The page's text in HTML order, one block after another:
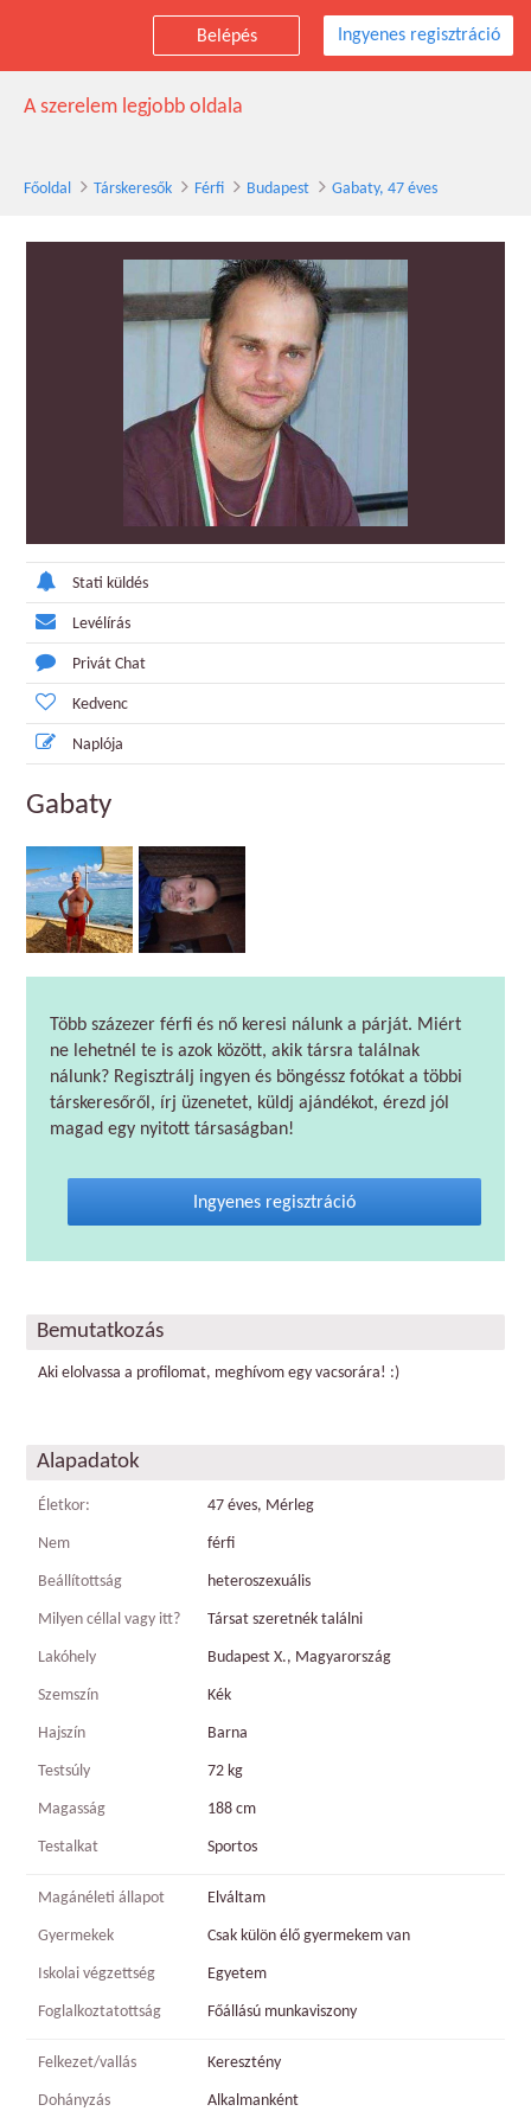
Belépés Ingyenes regisztráció
Gabaty társkereső férfi, 47 éves, Budapest
A szerelem legjobb oldala
Főoldal Társkeresők Férfi Budapest Gabaty, 47 éves
Stati küldés
Levélírás
Privát Chat
Kedvenc
Naplója
Gabaty
Több százezer férfi és nő keresi nálunk a párját. Miért
ne lehetnél te is azok között, akik társra találnak
nálunk? Regisztrálj ingyen és böngéssz fotókat a többi
társkeresőről, írj üzenetet, küldj ajándékot, érezd jól
magad egy nyitott társaságban!
Ingyenes regisztráció
Bemutatkozás
Aki elolvassa a profilomat, meghívom egy vacsorára! :)
Alapadatok
Életkor: 47 éves, Mérleg
Nem férfi
Beállítottság heteroszexuális
Milyen céllal vagy itt? Társat szeretnék találni
Lakóhely Budapest X., Magyarország
Szemszín Kék
Hajszín Barna
Testsúly 72 kg
Magasság 188 cm
Testalkat Sportos
Magánéleti állapot Elváltam
Gyermekek Csak külön élő gyermekem van
Iskolai végzettség Egyetem
Foglalkoztatottság Főállású munkaviszony
Felkezet/vallás Keresztény
Dohányzás Alkalmanként